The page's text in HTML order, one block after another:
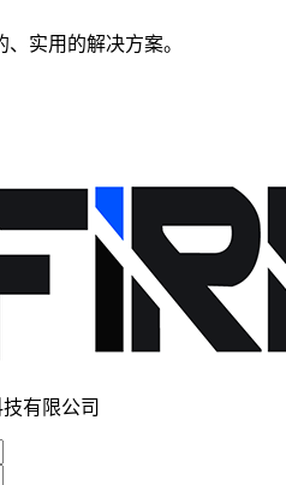
实用的解决方案。
有限公司